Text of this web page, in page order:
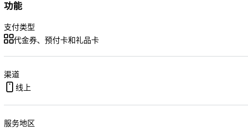
功能
支付类型
代金券、预付卡和礼品卡
渠道
线上
服务地区